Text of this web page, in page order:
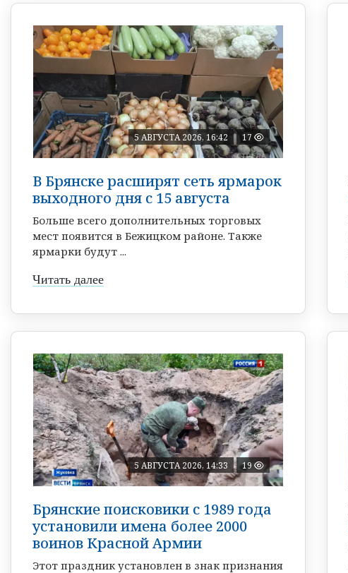
5 АВГУСТА 2026, 16:42 17
В Брянске расширят сеть ярмарок
выходного дня с 15 августа
Больше всего дополнительных торговых
мест появится в Бежицком районе. Также
ярмарки будут ...
Читать далее
5 АВГУСТА 2026, 14:33 19
Брянские поисковики с 1989 года
установили имена более 2000
воинов Красной Армии
Этот праздник установлен в знак признания